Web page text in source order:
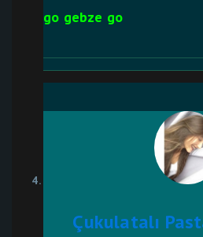
go gebze go
Çukulatalı